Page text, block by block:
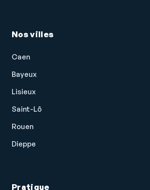
Volant cuir
Volant multifonction
Nos villes
Caen
Bayeux
Lisieux
Saint-Lô
Rouen
Dieppe
Pratique